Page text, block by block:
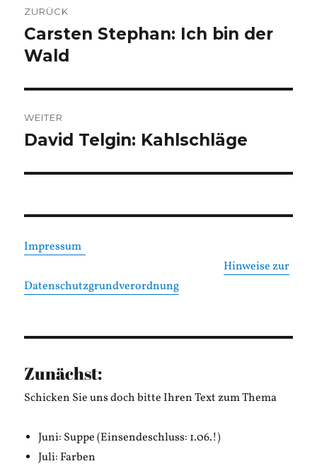
ZURÜCK
Vorheriger
Beitrag:
Carsten Stephan: Ich bin der
Wald
WEITER
Nächster
David Telgin: Kahlschläge
Impressum
Hinweise zur
Datenschutzgrundverordnung
Zunächst:
Schicken Sie uns doch bitte Ihren Text zum Thema
Juni: Suppe (Einsendeschluss: 1.06.!)
Juli: Farben